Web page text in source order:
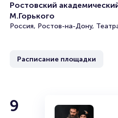
В афишах театров в Ростове-
вкус! Постановки по
современников, драмы,
какое мероприятие посетить.
Практически каждый театр
новинками.
Ростовский
М.Горького
Россия, Ростов-на-Дону,
Расписание площадки
9